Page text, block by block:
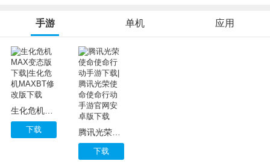
手游 单机 应用
生化危机MAX变态版下载|生化危机MAXBT修改版下载
下载 腾讯光荣使命使命行动手游下载|腾讯光荣使命使命行动手游官网安卓版下载
下载